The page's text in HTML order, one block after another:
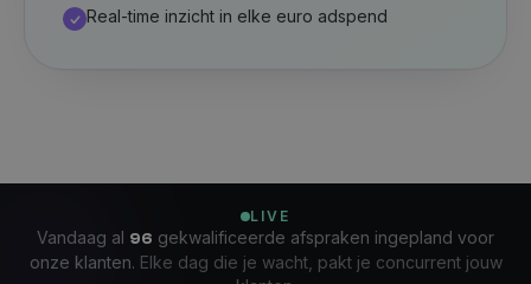
Real-time inzicht in elke euro adspend
LIVE
Vandaag al 96 gekwalificeerde afspraken ingepland voor
onze klanten. Elke dag die je wacht, pakt je concurrent jouw